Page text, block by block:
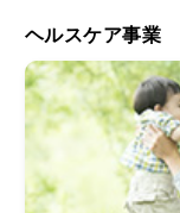
ヘルスケア事業